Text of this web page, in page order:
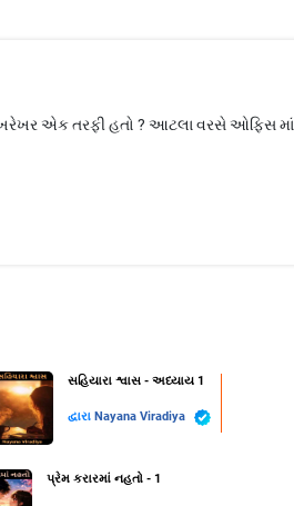
એક તરફી હતો ? આટલા વરસે ઓફિસ માં
સહિયારા શ્વાસ - અધ્યાય 1
દ્વારા Nayana Viradiya
પ્રેમ કરારમાં નહતો - 1